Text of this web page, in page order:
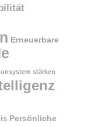
Erneuerbare
stärken
Persönliche